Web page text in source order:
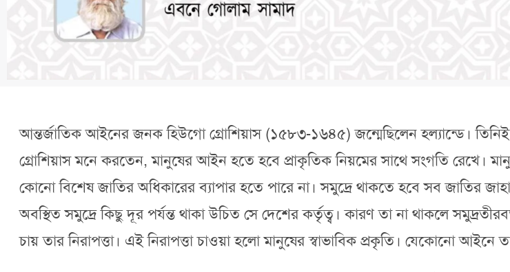
আন্তর্জাতিক আইনের জনক হিউগো গ্রোশিয়াস (১৫৮৩-১৬৪৫) জন্মেছিলেন হল্যান্ডে। তিনিই
গ্রোশিয়াস মনে করতেন, মানুষের আইন হতে হবে প্রাকৃতিক নিয়মের সাথে সংগতি রেখে।
কোনো বিশেষ জাতির অধিকারের ব্যাপার হতে পারে না। সমুদ্রে থাকতে হবে সব জাতির
অবস্থিত সমুদ্রে কিছু দূর পর্যন্ত থাকা উচিত সে দেশের কর্তৃত্ব। কারণ তা না থাকলে
চায় তার নিরাপত্তা। এই নিরাপত্তা চাওয়া হলো মানুষের স্বাভাবিক প্রকৃতি। যেকোনো আইনে